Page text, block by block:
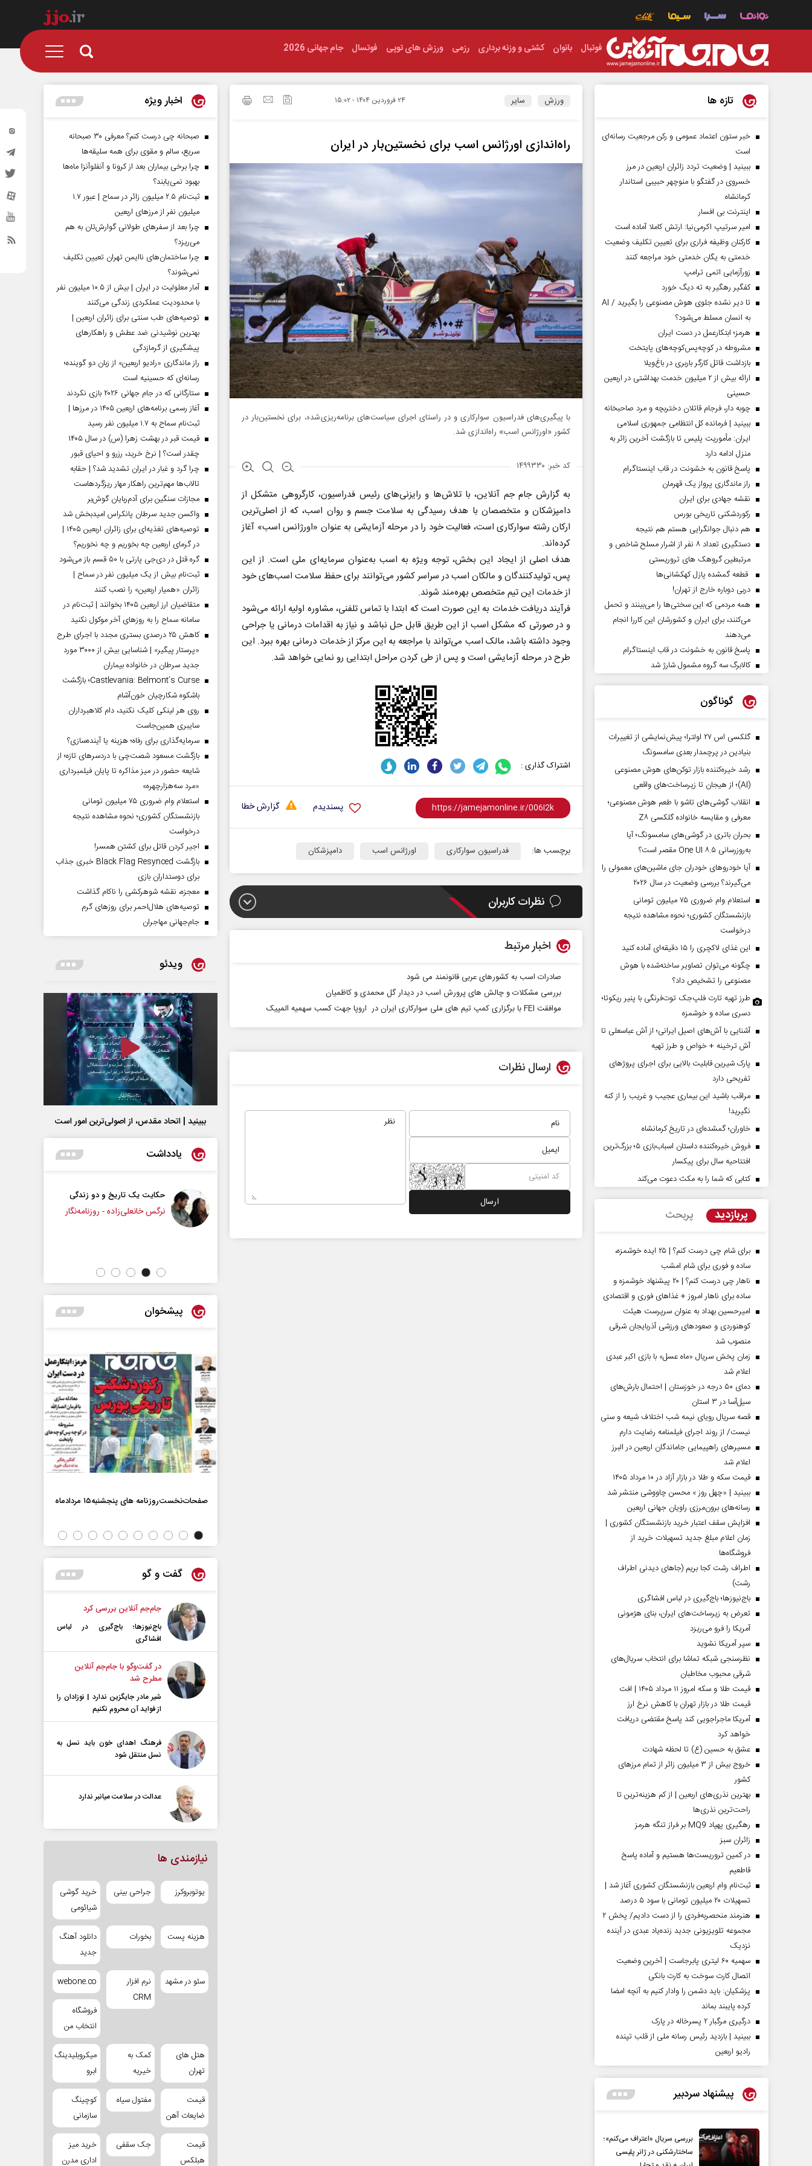
فوتبال بانوان کشتی و وزنه برداری رزمی ورزش های توپی فوتسال جام جهانی 2026
ورزش سایر ۲۴ فروردين ۱۴۰۴ - ۱۵:۰۲
راه‌اندازی اورژانس اسب برای نخستین‌بار در ایران
با پیگیری‌های فدراسیون سوارکاری و در راستای اجرای سیاست‌های برنامه‌ریزی‌شده، برای نخستین‌بار در
کشور «اورژانس اسب» راه‌اندازی شد.
کد خبر: ۱۴۹۹۳۳۰
به گزارش جام جم آنلاین، با تلاش‌ها و رایزنی‌های رئیس فدراسیون، کارگروهی متشکل از
دامپزشکان و متخصصان با هدف رسیدگی به سلامت جسم و روان اسب، که از اصلی‌ترین
ارکان رشته سوارکاری است، فعالیت خود را در مرحله آزمایشی به عنوان «اورژانس اسب» آغاز
کرده‌اند.
هدف اصلی از ایجاد این بخش، توجه ویژه به اسب به‌عنوان سرمایه‌ای ملی است. از این
پس، تولیدکنندگان و مالکان اسب در سراسر کشور می‌توانند برای حفظ سلامت اسب‌های خود
از خدمات این تیم متخصص بهره‌مند شوند.
فرآیند دریافت خدمات به این صورت است که ابتدا با تماس تلفنی، مشاوره اولیه ارائه می‌شود
و در صورتی که مشکل اسب از این طریق قابل حل نباشد و نیاز به اقدامات درمانی یا جراحی
وجود داشته باشد، مالک اسب می‌تواند با مراجعه به این مرکز از خدمات درمانی بهره ببرد. این
طرح در مرحله آزمایشی است و پس از طی کردن مراحل ابتدایی رو نمایی خواهد شد.
اشتراک گذاری :
گزارش خطا پسندیدم
برچسب ها: فدراسیون سوارکاری اورژانس اسب دامپزشکان
نظرات کاربران
اخبار مرتبط
صادرات اسب به کشورهای عربی قانونمند می شود
بررسی مشکلات و چالش های پرورش اسب در دیدار گل محمدی و کاظمیان
موافقت FEI با برگزاری کمپ تیم های ملی سوارکاری ایران در اروپا جهت کسب سهمیه المپیک
ارسال نظرات
تازه ها
خبر ستون اعتماد عمومی و رکن مرجعیت رسانه‌ای
است
ببینید | وضعیت تردد زائران اربعین در مرز
خسروی در گفتگو با منوچهر حبیبی استاندار
کرمانشاه
اینترنت بی افسار
امیر سرتیپ اکرمی‌نیا: ارتش کاملا آماده است
کارکنان وظیفه فراری برای تعیین تکلیف وضعیت
خدمتی به یگان خدمتی خود مراجعه کنند
زورآزمایی اتمی ترامپ
کفگیر رهگیر به ته دیگ خورد
تا دیر نشده جلوی هوش مصنوعی را بگیرید / AI
به انسان مسلط می‌شود؟
هرمز؛ ابتکارعمل در دست ایران
مشروطه در کوچه‌پس‌کوچه‌های پایتخت
بازداشت قاتل کارگر باربری در باغ‌ویلا
ارائه بیش از ۲ میلیون خدمت بهداشتی در اربعین
حسینی
چوبه دار، فرجام قاتلان دختربچه و مرد صاحبخانه
ببینید | فرمانده کل انتظامی جمهوری اسلامی
ایران­: مأموریت پلیس تا بازگشت آخرین زائر به
منزل ادامه دارد
پاسخ قانون به خشونت در قاب اینستاگرام
راز ماندگاری پرواز یک قهرمان
نقشه جهادی برای ایران
رکوردشکنی تاریخی بورس
هم دنبال جوانگرایی هستم هم نتیجه
دستگیری تعداد ۸ نفر از اشرار مسلح شاخص و
مرتبطین گروهک های تروریستی
قطعه گمشده پازل کهکشانی‌ها
دربی دوباره خارج از تهران!
همه مردمی که این سختی‌ها را می‌بینند و تحمل
می‌کنند، برای ایران و کشورشان این کاررا انجام
می‌دهند
پاسخ قانون به خشونت در قاب اینستاگرام
کالابرگ سه گروه مشمول شارژ شد
گوناگون
گلکسی اس ۲۷ اولترا؛ پیش‌نمایشی از تغییرات
بنیادین در پرچمدار بعدی سامسونگ
رشد خیره‌کننده بازار توکن‌های هوش مصنوعی
(AI)؛ از هیجان تا زیرساخت‌های واقعی
انقلاب گوشی‌های تاشو‌ با طعم هوش مصنوعی؛
معرفی و مقایسه خانواده گلکسی Z۸
بحران باتری در گوشی‌های سامسونگ؛ آیا
به‌روزرسانی One UI ۸.۵ مقصر است؟
آیا خودروهای خودران جای ماشین‌های معمولی را
می‌گیرند؟ بررسی وضعیت در سال ۲۰۲۶
استعلام وام ضروری ۷۵ میلیون تومانی
بازنشستگان کشوری؛ نحوه مشاهده نتیجه
درخواست
این غذای لاکچری را ۱۵ دقیقه‌ای آماده کنید
چگونه می‌توان تصاویر ساخته‌شده با هوش
مصنوعی را تشخیص داد؟
طرز تهیه تارت فلپ‌جک توت‌فرنگی با پنیر ریکوتا؛
دسری ساده و خوشمزه
آشنایی با آش‌های اصیل ایرانی؛ از آش عباسعلی تا
آش ترخینه + خواص و طرز تهیه
پارک شیرین قابلیت‌ بالایی برای اجرای پروژهای
تفریحی دارد
مراقب باشید این بیماری عجیب و غریب را از کنه
نگیرید!
خاوران؛ گمشده‌ای در تاریخ کرمانشاه
فروش خیره‌کننده داستان اسباب‌بازی ۵؛ بزرگ‌ترین
افتتاحیه سال برای پیکسار
کتابی که شما را به مکث دعوت می‌کند
پربازدید پربحث
برای شام چی درست کنم؟ | ۲۵ ایده خوشمزه،
ساده و فوری برای شام امشب
ناهار چی درست کنم؟ | ۲۰ پیشنهاد خوشمزه و
ساده برای ناهار امروز + غذاهای فوری و اقتصادی
امیرحسین بهداد به عنوان سرپرست هیئت
کوهنوردی و صعودهای ورزشی آذربایجان شرقی
منصوب شد
زمان پخش سریال «ماه عسل» با بازی اکبر عبدی
اعلام شد
دمای ۵۰ درجه در خوزستان | احتمال بارش‌های
سیل‌آسا در ۳ استان
قصه سریال رویای نیمه شب اختلاف شیعه و سنی
نیست/ از روند اجرای فیلمنامه رضایت دارم
مسیر‌های راهپیمایی جاماندگان اربعین در البرز
اعلام شد
قیمت سکه و طلا در بازار آزاد در ۱۰ مرداد ۱۴۰۵
ببینید | «چهل روز » محسن چاووشی منتشر شد
رسانه‌های برون‌مرزی راویان جهانی اربعین
افزایش سقف اعتبار خرید بازنشستگان کشوری |
زمان اعلام مبلغ جدید تسهیلات خرید از
فروشگاه‌ها
اطراف رشت کجا بریم (جاهای دیدنی اطراف
رشت)
باج‌نیوزها؛ باج‌گیری در لباس افشاگری
تعرض به زیرساخت‌های ایران، بنای هژمونی
آمریکا را فرو می‌ریزد
سپر آمریکا نشوید
نظرسنجی شبکه تماشا برای انتخاب سریال‌های
شرقی محبوب مخاطبان
قیمت طلا و سکه امروز ۱۱ مرداد ۱۴۰۵ | افت
قیمت طلا در بازار تهران با کاهش نرخ ارز
آمریکا ماجراجویی کند پاسخ مقتضی دریافت
خواهد کرد
عشق به حسین (ع) تا لحظه شهادت
خروج بیش از ۳ میلیون زائر از تمام مرز‌های
کشور
بهترین نذری‌های اربعین | از کم هزینه‌ترین تا
راحت‌ترین نذری‌ها
رهگیری پهپاد MQ9 بر فراز تنگه هرمز
‌زائران سبز
در کمین تروریست‌ها هستیم و آماده پاسخ
قاطعیم
ثبت‌نام وام اربعین بازنشستگان کشوری آغاز شد |
تسهیلات ۲۰ میلیون تومانی با سود ۵ درصد
هنرمند منحصر‌به‌فردی را از دست دادیم/ پخش ۲
مجموعه تلویزیونی جدید زنده‌یاد عبدی در آینده
نزدیک
سهمیه ۶۰ لیتری پابرجاست | آخرین وضعیت
اتصال کارت سوخت به کارت بانکی
پزشکیان: باید دشمن را وادار کنیم به آنچه امضا
کرده پایبند بماند
درگیری مرگبار ۲ پسرخاله در پارک
ببینید | بازدید رئیس رسانه ملی از قلب تپنده
رادیو اربعین
پیشنهاد سردبیر
بررسی سریال «اعتراف می‌کنم»؛
ساختارشکنی در ژانر پلیسی
اخبار ویژه
صبحانه چی درست کنم؟ معرفی ۳۰ صبحانه
سریع، سالم و مقوی برای همه سلیقه‌ها
چرا برخی بیماران بعد از کرونا و آنفلوآنزا ماه‌ها
بهبود نمی‌یابند؟
ثبت‌نام ۲.۵ میلیون زائر در سماح | عبور ۱.۷
میلیون نفر از مرز‌های اربعین
چرا بعد از سفرهای طولانی گوارش‌تان به هم
می‌ریزد؟
چرا ساختمان‌های ناایمن تهران تعیین تکلیف
نمی‌شوند؟
آمار معلولیت در ایران | بیش از ۱۰.۵ میلیون نفر
با محدودیت عملکردی زندگی می‌کنند
توصیه‌های طب سنتی برای زائران اربعین |
بهترین نوشیدنی ضد عطش و راهکارهای
پیشگیری از گرمازدگی
راز ماندگاری «رادیو اربعین» از زبان دو گوینده؛
رسانه‌ای که حسینیه است
ستارگانی که در جام جهانی ۲۰۲۶ بازی نکردند
آغاز رسمی برنامه‌های اربعین ۱۴۰۵ در مرز‌ها |
ثبت‌نام سماح به ۱.۷ میلیون نفر رسید
قیمت قبر در بهشت زهرا (س) در سال ۱۴۰۵
چقدر است؟ | نرخ خرید، رزرو و احیای قبور
چرا گرد و غبار در ایران تشدید شد؟ | حقابه
تالاب‌ها مهم‌ترین راهکار مهار ریزگردهاست
مجازات سنگین برای آدم‌ربایان گوش‌بر
واکسن جدید سرطان پانکراس امیدبخش شد
توصیه‌های تغذیه‌ای برای زائران اربعین ۱۴۰۵ |
در گرمای اربعین چه بخوریم و چه نخوریم؟
گره قتل در دی‌جی پارتی با ۵۰ قسم باز می‌شود
ثبت‌نام بیش از یک میلیون نفر در سماح |
زائران «همیار اربعین» را نصب کنند
متقاضیان ارز اربعین ۱۴۰۵ بخوانند | ثبت‌نام در
سامانه سماح را به روز‌های آخر موکول نکنید
کاهش ۲۵ درصدی بستری مجدد با اجرای طرح
«پرستار پیگیر» | شناسایی بیش از ۳۰۰۰ مورد
جدید سرطان در خانواده بیماران
Castlevania: Belmont’s Curse؛ بازگشت
باشکوه شکارچیان خون‌آشام
روی هر لینکی کلیک نکنید، دام کلاهبرداران
سایبری همین‌جاست
سرمایه‌گذاری برای رفاه؛ هزینه یا آینده‌سازی؟
بازگشت مسعود شصت‌چی با دردسر‌های تازه؛ از
شایعه حضور در میز مذاکره تا پایان فیلمبرداری
«مرد سه‌هزارچهره»
استعلام وام ضروری ۷۵ میلیون تومانی
بازنشستگان کشوری؛ نحوه مشاهده نتیجه
درخواست
اجیر کردن قاتل برای کشتن همسر!
بازگشت Black Flag Resynced خبری جذاب
برای دوستداران بازی
معجزه، نقشه شوهرکشی را ناکام گذاشت
توصیه‌های هلال‌احمر برای روز‌های گرم
جام‌جهانی مهاجران
ویدئو
ببینید | اتحاد مقدس، از اصولی‌ترین امور است
یادداشت
ادعا‌های خلاف واقع آمریکا
اربعین نماد مقاومت در برابر
رحمت‌الله نوروزی - عضو کمیسیون اجتماعی
مجلس
از باتلاق انرژی تا بن‌بست ترامپ
رضا سپهوند - سخنگوی کمیسیون انرژی مجلس
حکایت یک تاریخ و دو زندگی
نرگس خانعلی‌زاده - روزنامه‌نگار
چرایی عقب‌نشینی ترامپ؟
پیشخوان
صفحات نخست روزنامه ها‌ی‌سه‌شنبه ۶ مردادماه صفحات‌نخست‌روزنامه ها‌ی پنجشنبه‌۱۵ مردادماه
گفت و گو
جام‌جم آنلاین بررسی کرد
باج‌نیوزها؛ باج‌گیری در لباس
افشاگری
در گفت‌و‌گو با جام‌جم آنلاین
مطرح شد
شیر مادر جایگزین ندارد | نوزادان را
از فواید آن محروم نکنیم
فرهنگ اهدای خون باید نسل به
نسل منتقل شود
عدالت در سلامت میانبر ندارد
نیازمندی ها
یوتوبروکرز جراحی بینی
خرید گوشی
شیائومی
هزینه پست بخورات
دانلود آهنگ
جدید
سئو در مشهد
نرم افزار
CRM
webone.co
فروشگاه
انتخاب من
هتل های
تهران
کمک به
خیریه
میکروبلیدینگ
ابرو
قیمت
ضایعات آهن
مفتول سیاه
کوچینگ
سازمانی
قیمت
هبلکس
جک سقفی
خرید میز
اداری مدرن